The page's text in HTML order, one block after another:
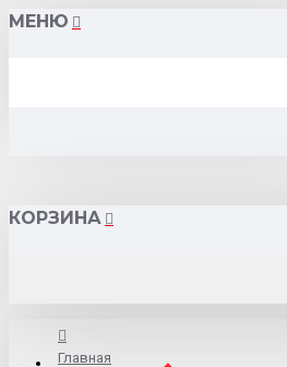
МЕНЮ
КОРЗИНА
Главная